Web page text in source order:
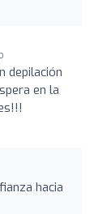
depilación
en la
hacia